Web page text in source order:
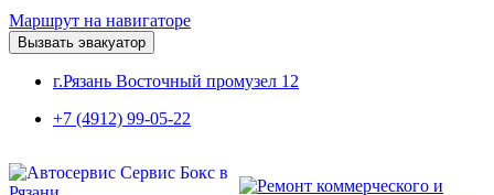
Маршрут на навигаторе
Вызвать эвакуатор
г.Рязань Восточный промузел 12
+7 (4912) 99-05-22